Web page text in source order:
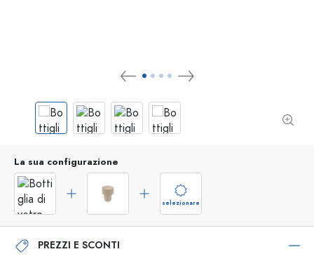
La sua configurazione
selezionare
PREZZI E SCONTI